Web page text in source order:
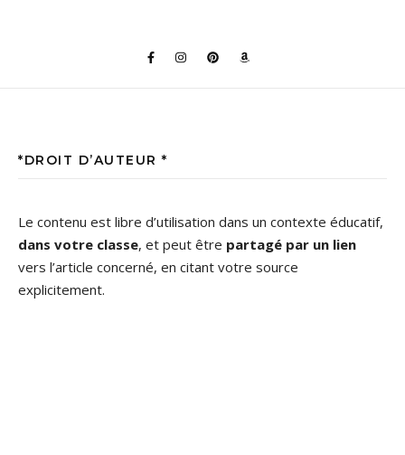
*DROIT D’AUTEUR *
Le contenu est libre d’utilisation dans un contexte éducatif,
dans votre classe, et peut être partagé par un lien
vers l’article concerné, en citant votre source
explicitement.